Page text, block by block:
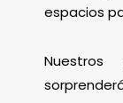
espacios